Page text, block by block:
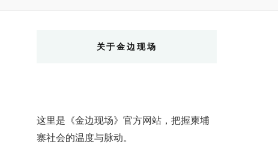
关于金边现场
这里是《金边现场》官方网站，把握柬埔
寨社会的温度与脉动。